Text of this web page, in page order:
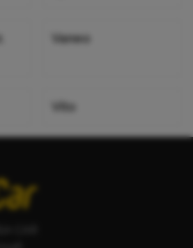
Vaneo
Vito